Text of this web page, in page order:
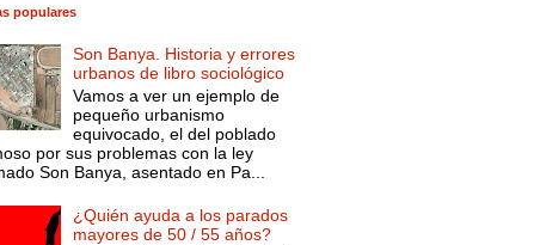
populares
Son Banya. Historia y errores
urbanos de libro sociológico
Vamos a ver un ejemplo de
pequeño urbanismo
equivocado, el del poblado
por sus problemas con la ley
Son Banya, asentado en Pa...
¿Quién ayuda a los parados
mayores de 50 / 55 años?